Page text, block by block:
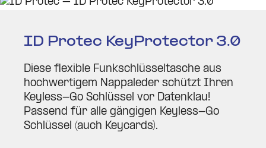
ID Protec Key­Pro­tector 3.0
Diese fle­xible Funk­schlüs­sel­tasche aus
hoch­wer­tigem Nap­pa­leder schützt Ihren
Keyless-Go Schlüssel vor Datenklau!
Passend für alle gän­gigen Keyless-Go
Schlüssel (auch Key­cards).